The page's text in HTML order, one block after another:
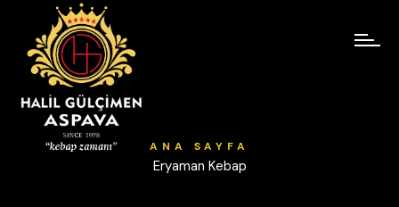
ANA SAYFA
Eryaman Kebap